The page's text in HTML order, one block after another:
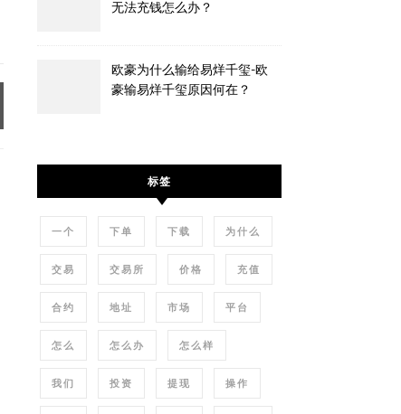
无法充钱怎么办？
欧豪为什么输给易烊千玺-欧
豪输易烊千玺原因何在？
标签
一个 下单 下载 为什么
交易 交易所 价格 充值
合约 地址 市场 平台
怎么 怎么办 怎么样
我们 投资 提现 操作